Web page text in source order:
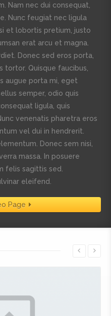
Nam nec dui consequat,
Nunc feugiat nec ligula
et lobortis pretium, justo
erat arcu et magna.
Donec sed eros porta,
tortor. Quisque faucibus,
augue porta mi, eget
semper, odio quis
ligula, quis
venenatis pharetra eros
vel dui in hendrerit.
Donec sem nisi,
massa. In posuere
felis sagittis sed.
eleifend.
Page